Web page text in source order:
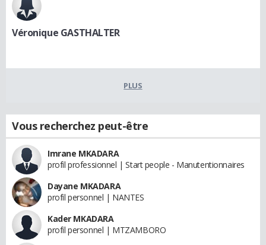
Véronique GASTHALTER
PLUS
Vous recherchez peut-être
Imrane MKADARA
profil professionnel | Start people - Manutentionnaires
Dayane MKADARA
profil personnel | NANTES
Kader MKADARA
profil personnel | MTZAMBORO